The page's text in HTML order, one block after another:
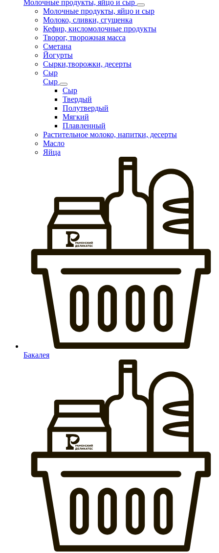
Молочные продукты, яйцо и сыр
Молочные продукты, яйцо и сыр
Молоко, сливки, сгущенка
Кефир, кисломолочные продукты
Творог, творожная масса
Сметана
Йогурты
Сырки,творожки, десерты
Сыр
Сыр
Сыр
Твердый
Полутвердый
Мягкий
Плавленный
Растительное молоко, напитки, десерты
Масло
Яйца
Бакалея